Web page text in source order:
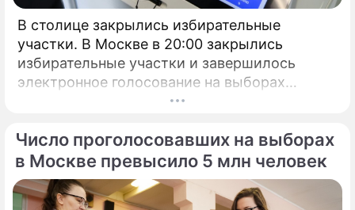
В столице закрылись избирательные
участки. В Москве в 20:00 закрылись
избирательные участки и завершилось
электронное голосование на выборах
Число проголосовавших на выборах
в Москве превысило 5 млн человек